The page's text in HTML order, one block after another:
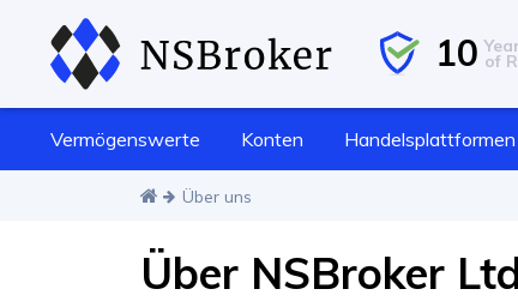
10 of
Vermögenswerte Konten Handelsplattformen
Über uns
Über NSBroker